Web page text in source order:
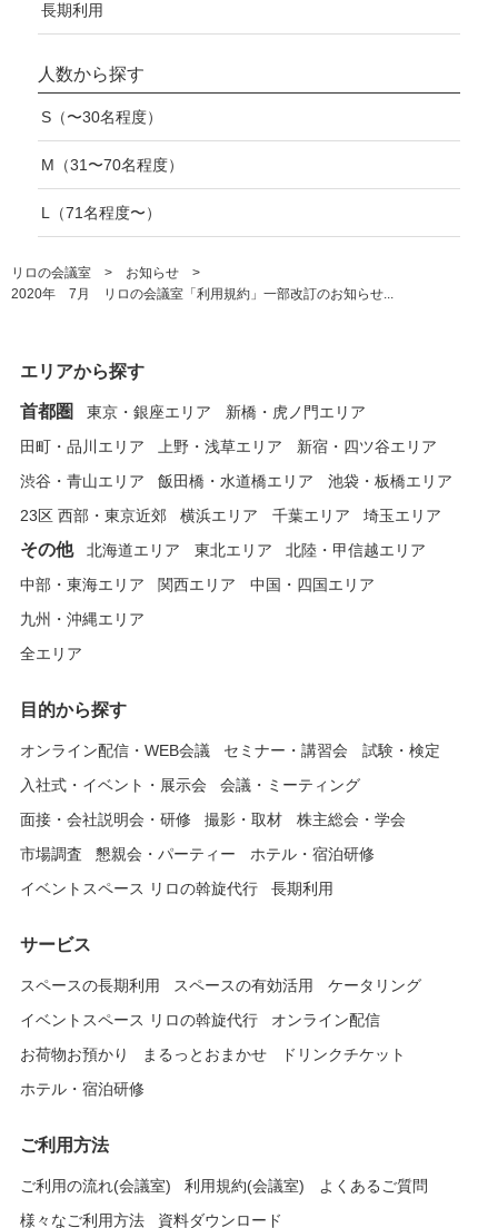
長期利用
人数から探す
S（〜30名程度）
M（31〜70名程度）
L（71名程度〜）
リロの会議室
お知らせ
2020年 7月 リロの会議室「利用規約」一部改訂のお知らせ...
エリアから探す
首都圏 東京・銀座エリア
新橋・虎ノ門エリア
田町・品川エリア
上野・浅草エリア
新宿・四ツ谷エリア
渋谷・青山エリア
飯田橋・水道橋エリア
池袋・板橋エリア
23区 西部・東京近郊
横浜エリア 千葉エリア 埼玉エリア
その他 北海道エリア 東北エリア
北陸・甲信越エリア
中部・東海エリア
関西エリア
中国・四国エリア
九州・沖縄エリア
全エリア
目的から探す
オンライン配信・WEB会議 セミナー・講習会
試験・検定
入社式・イベント・展示会
会議・ミーティング
面接・会社説明会・研修
撮影・取材
株主総会・学会
市場調査
懇親会・パーティー
ホテル・宿泊研修
イベントスペース リロの斡旋代行
長期利用
サービス
スペースの長期利用 スペースの有効活用
ケータリング
イベントスペース リロの斡旋代行
オンライン配信
お荷物お預かり
まるっとおまかせ
ドリンクチケット
ホテル・宿泊研修
ご利用方法
ご利用の流れ(会議室) 利用規約(会議室)
よくあるご質問
様々なご利用方法
資料ダウンロード